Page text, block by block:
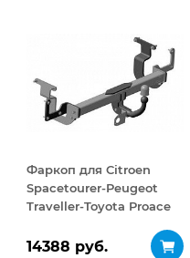
Фаркоп для Citroen
Spacetourer-Peugeot
Traveller-Toyota Proace
14388 руб.